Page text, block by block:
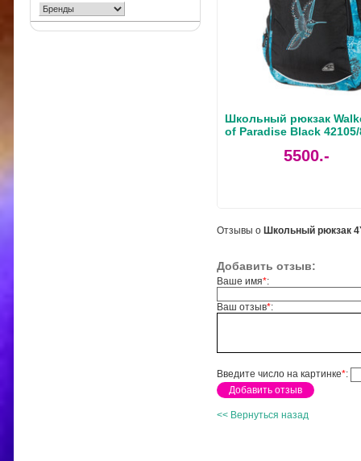
Школьный рюкзак
of Paradise Black 42105/
5500.-
Отзывы о Школьный рюкзак
Добавить отзыв:
Ваше имя*:
Ваш отзыв*:
Введите число на картинке*:
<< Вернуться назад